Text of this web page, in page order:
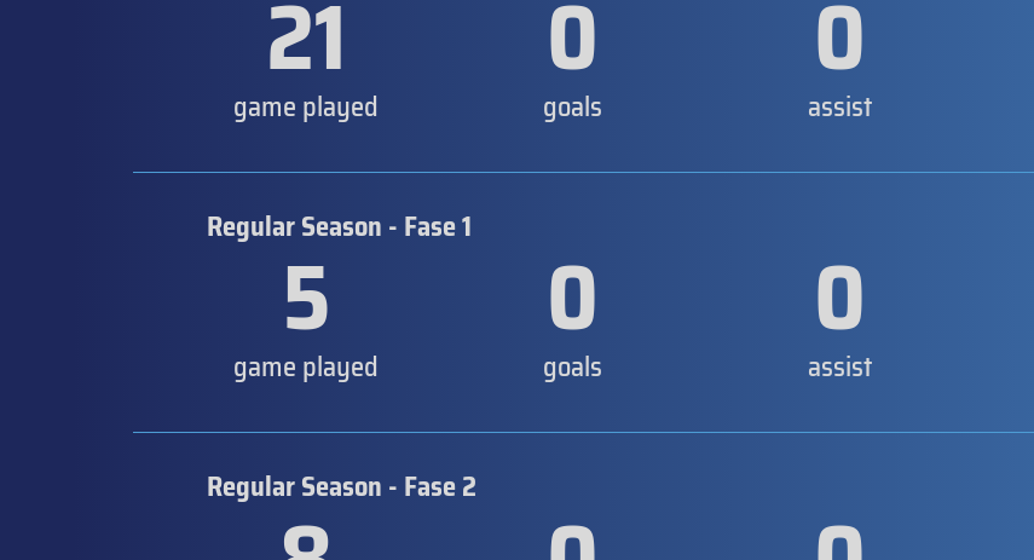
21
game played 0
goals 0
assist
Regular Season - Fase 1
5
game played 0
goals 0
assist
Regular Season - Fase 2